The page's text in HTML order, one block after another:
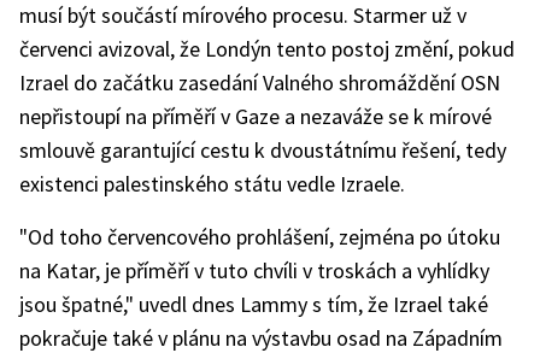
musí být součástí mírového procesu. Starmer už v
červenci avizoval, že Londýn tento postoj změní, pokud
Izrael do začátku zasedání Valného shromáždění OSN
nepřistoupí na příměří v Gaze a nezaváže se k mírové
smlouvě garantující cestu k dvoustátnímu řešení, tedy
existenci palestinského státu vedle Izraele.
"Od toho červencového prohlášení, zejména po útoku
na Katar, je příměří v tuto chvíli v troskách a vyhlídky
jsou špatné," uvedl dnes Lammy s tím, že Izrael také
pokračuje také v plánu na výstavbu osad na Západním